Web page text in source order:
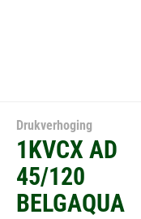
Drukverhoging
1KVCX AD
45/120
BELGAQUA